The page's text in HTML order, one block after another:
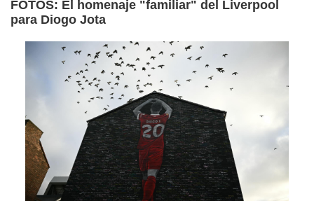
FOTOS: El homenaje "familiar" del Liverpool
para Diogo Jota